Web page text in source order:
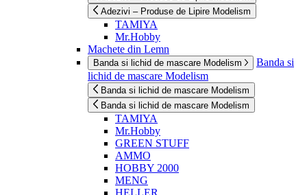
Adezivi – Produse de Lipire Modelism
TAMIYA
Mr.Hobby
Machete din Lemn
Banda si lichid de mascare Modelism
Banda si
lichid de mascare Modelism
Banda si lichid de mascare Modelism
Banda si lichid de mascare Modelism
TAMIYA
Mr.Hobby
GREEN STUFF
AMMO
HOBBY 2000
MENG